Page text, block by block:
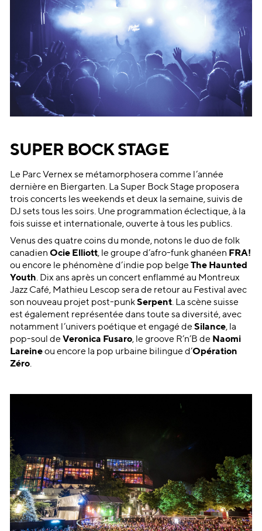
SUPER BOCK STAGE
Le Parc Vernex se métamorphosera comme l’année
dernière en Biergarten. La Super Bock Stage proposera
trois concerts les weekends et deux la semaine, suivis de
DJ sets tous les soirs. Une programmation éclectique, à la
fois suisse et internationale, ouverte à tous les publics.
Venus des quatre coins du monde, notons le duo de folk
canadien Ocie Elliott, le groupe d’afro-funk ghanéen FRA!
ou encore le phénomène d’indie pop belge The Haunted
Youth. Dix ans après un concert enflammé au Montreux
Jazz Café, Mathieu Lescop sera de retour au Festival avec
son nouveau projet post-punkSerpent. La scène suisse
est également représentée dans toute sa diversité, avec
notamment l’univers poétique et engagé de Silance, la
pop-soul de Veronica Fusaro, le groove R’n’B de Naomi
Lareineou encore la pop urbaine bilingue d’Opération
Zéro.